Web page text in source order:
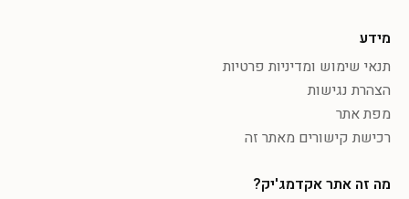
מידע
תנאי שימוש ומדיניות פרטיות
הצהרת נגישות
מפת אתר
רכישת קישורים מאתר זה
מה זה אתר אקדמג'יק?